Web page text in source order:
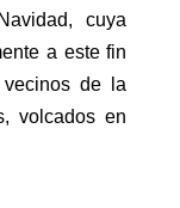
cuya
a este fin
de la
volcados en